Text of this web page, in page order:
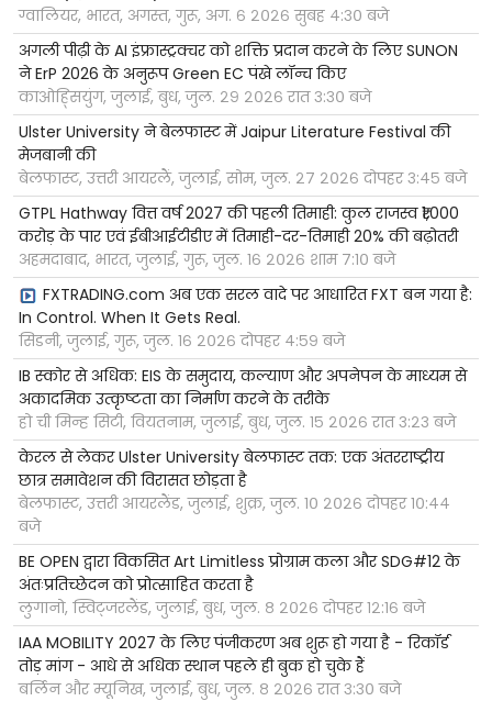
ग्वालियर, भारत, अगस्त, गुरू, अग. ६ २०२६ सुबह ४:३० बजे
अगली पीढ़ी के AI इंफ्रास्ट्रक्चर को शक्ति प्रदान करने के लिए SUNON
ने ErP 2026 के अनुरूप Green EC पंखे लॉन्च किए
काओह्सियुंग, जुलाई, बुध, जुल. २९ २०२६ रात ३:३० बजे
Ulster University ने बेलफास्ट में Jaipur Literature Festival की
मेजबानी की
बेलफास्ट, उत्तरी आयरलैं, जुलाई, सोम, जुल. २७ २०२६ दोपहर ३:४५ बजे
GTPL Hathway वित्त वर्ष 2027 की पहली तिमाही: कुल राजस्व ₹1,000
करोड़ के पार एवं ईबीआईटीडीए में तिमाही-दर-तिमाही 20% की बढ़ोतरी
अहमदाबाद, भारत, जुलाई, गुरू, जुल. १६ २०२६ शाम ७:१० बजे
FXTRADING.com अब एक सरल वादे पर आधारित FXT बन गया है:
In Control. When It Gets Real.
सिडनी, जुलाई, गुरू, जुल. १६ २०२६ दोपहर ४:५९ बजे
IB स्कोर से अधिक: EIS के समुदाय, कल्याण और अपनेपन के माध्यम से
अकादमिक उत्कृष्टता का निर्माण करने के तरीके
हो ची मिन्ह सिटी, वियतनाम, जुलाई, बुध, जुल. १५ २०२६ रात ३:२३ बजे
केरल से लेकर Ulster University बेलफास्ट तक: एक अंतरराष्ट्रीय
छात्र समावेशन की विरासत छोड़ता है
बेलफास्ट, उत्तरी आयरलैंड, जुलाई, शुक्र, जुल. १० २०२६ दोपहर १०:४४
बजे
BE OPEN द्वारा विकसित Art Limitless प्रोग्राम कला और SDG#12 के
अंतःप्रतिच्छेदन को प्रोत्साहित करता है
लुगानो, स्विट्जरलैंड, जुलाई, बुध, जुल. ८ २०२६ दोपहर १२:१६ बजे
IAA MOBILITY 2027 के लिए पंजीकरण अब शुरू हो गया है - रिकॉर्ड
तोड़ मांग - आधे से अधिक स्थान पहले ही बुक हो चुके हैं
बर्लिन और म्यूनिख, जुलाई, बुध, जुल. ८ २०२६ रात ३:३० बजे